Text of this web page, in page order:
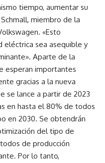
tiempo, aumentar su
miembro de la
«Esto
eléctrica sea asequible y
Aparte de la
esperan importantes
gracias a la nueva
se lance a partir de 2023
en hasta el 80% de todos
en 2030. Se obtendrán
del tipo de
de producción
Por lo tanto,